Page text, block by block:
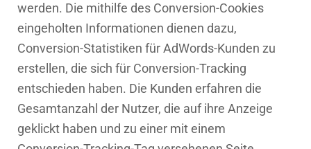
werden. Die mithilfe des Conversion-Cookies
eingeholten Informationen dienen dazu,
Conversion-Statistiken für AdWords-Kunden zu
erstellen, die sich für Conversion-Tracking
entschieden haben. Die Kunden erfahren die
Gesamtanzahl der Nutzer, die auf ihre Anzeige
geklickt haben und zu einer mit einem